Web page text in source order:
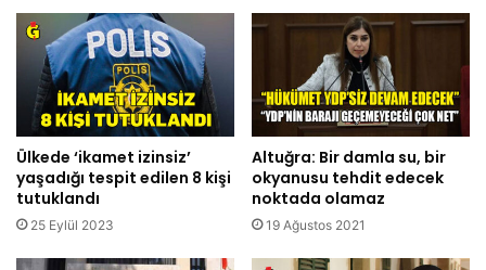
Ülkede ‘ikamet izinsiz’
yaşadığı tespit edilen 8 kişi
tutuklandı
25 Eylül 2023
Altuğra: Bir damla su, bir
okyanusu tehdit edecek
noktada olamaz
19 Ağustos 2021